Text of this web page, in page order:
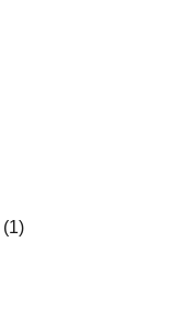
(1)